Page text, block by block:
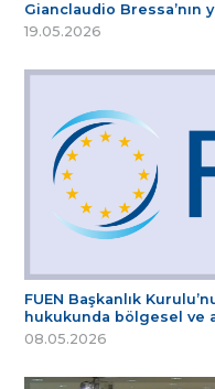
Gianclaudio Bressa’nın
19.05.2026
FUEN Başkanlık
hukukunda bölgesel ve
08.05.2026